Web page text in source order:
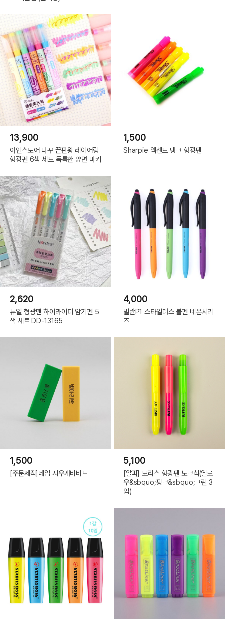
13,900
아인스토어 다꾸 끝판왕 레이어링
형광펜 6색 세트 독특한 양면 마커
1,500
Sharpie 엑센트 탱크 형광펜
2,620
듀얼 형광펜 하이라이터 암기펜 5
색 세트 DD-13165
4,000
밀란P1 스타일러스 볼펜 네온시리
즈
1,500
[주문제작]네임 지우개비비드
5,100
[알파] 모리스 형광펜 노크식(옐로
우&sbquo;핑크&sbquo;그린 3
입)